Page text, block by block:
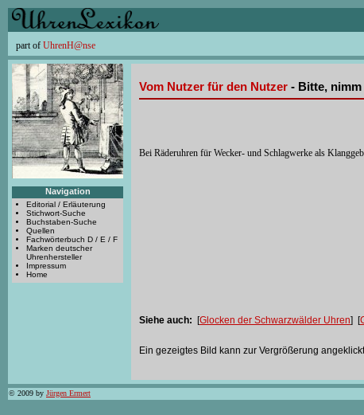
part of UhrenH@nse
Navigation
Editorial / Erläuterung
Stichwort-Suche
Buchstaben-Suche
Quellen
Fachwörterbuch D / E / F
Marken deutscher
Uhrenhersteller
Impressum
Home
Vom Nutzer für den Nutzer - Bitte,
Bei Räderuhren für Wecker- und Schlagwerke als
Siehe auch: [Glocken der Schwarzwälder Uhren] [
Ein gezeigtes Bild kann zur Vergrößerung
© 2009 by Jürgen Ermert